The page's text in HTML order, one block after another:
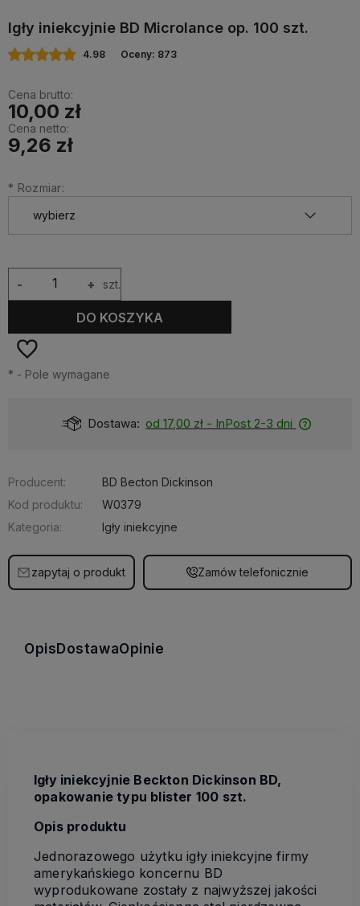
Igły iniekcyjnie BD Microlance op. 100 szt.
4.98 Oceny: 873
Cena brutto:
10,00 zł
Cena netto:
9,26 zł
* Rozmiar:
+
- szt.
DO KOSZYKA
* - Pole wymagane
Dostępność: Dostępny
Producent:
BD Becton Dickinson
Kod produktu:
W0379
Kategoria:
Igły iniekcyjne
zapytaj o produkt Zamów telefonicznie
Opis DostawaOpinie
Igły iniekcyjnie Beckton Dickinson BD,
opakowanie typu blister 100 szt.
Opis produktu
Jednorazowego użytku igły iniekcyjne firmy
amerykańskiego koncernu BD
wyprodukowane zostały z najwyższej jakości